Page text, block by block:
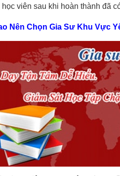
học viên sau khi hoàn thành đã
Nên Chọn Gia Sư Khu Vực